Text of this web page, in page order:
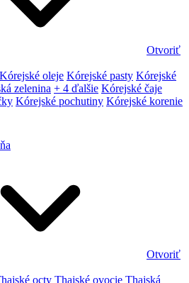
Otvoriť
Kórejské oleje Kórejské pasty Kórejské
zelenina + 4 ďalšie Kórejské čaje
Kórejské pochutiny Kórejské korenie
Otvoriť
octy Thajské ovocie Thajská